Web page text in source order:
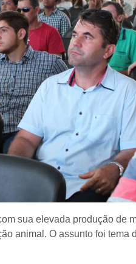
sua elevada produção de
animal. O assunto foi